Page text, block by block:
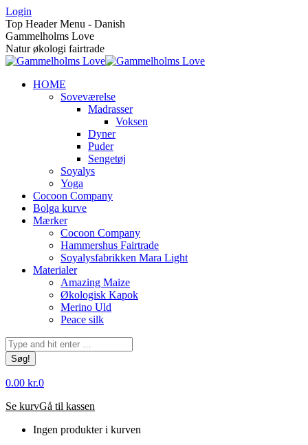
Skip
to
content
Login
Top Header Menu - Danish
Gammelholms Love
Natur økologi fairtrade
HOME
Soveværelse
Madrasser
Voksen
Dyner
Puder
Sengetøj
Soyalys
Yoga
Cocoon Company
Bolga kurve
Mærker
Cocoon Company
Hammershus Fairtrade
Soyalysfabrikken Mara Light
Materialer
Amazing Maize
Økologisk Kapok
Merino Uld
Peace silk
Søg:
0.00 kr.0
Se kurvGå til kassen
Ingen produkter i kurven